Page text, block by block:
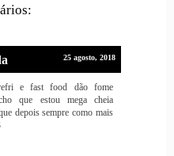
25 agosto, 2018
e fast food dão fome
que estou mega cheia
depois sempre como mais